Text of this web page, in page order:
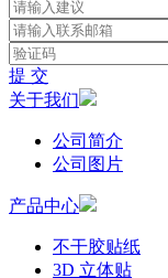
提 交
关于我们
公司简介
公司图片
产品中心
不干胶贴纸
3D 立体贴